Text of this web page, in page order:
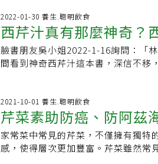
1圖揭「紫、紅、黃地瓜營養」 3吃法
免疫力狂降！優質澱粉「纖維含量排
一致的條狀。2. 取一容器，放入蒜末
作法2。4. 原鍋加水，放點鹽，先汆
約10秒，取出放入作法3，加一點鹽
色盤子擺盤，視覺效果較佳。6. 西
乾的，得先用溫水加鹽泡軟。涼拌百
火煮10分鐘。3. 關火。用叉子在百頁
以上（或放入冰箱，浸泡一晚）。5.
1. 醬油與水的比例為1比4.5最佳。2.
頁會過度膨脹，醬汁會噴出鍋外，這
緊丟掉。農糧署指出，其實切開蒜頭
芽，蒜苗無毒，但發芽過程會消耗營
吃的，但要盡快吃掉，不然再放下去
有，可以生食、炒食、煮湯，或用於
分較少、較有脆度。產季：6月-11月
叫甜蔥）特性：以實用蔥白為主，耐
嚐，或是燉肉都很適合。辣椒特性：
形狀都有，顏色則有紅色、橙色、黃
果實形狀來區分；尖辣椒辣的居多，
骨骼形成必需營養素，若缺乏會增加
葉酸多集中在葉子，建議食用時別把
另外，還含有少量的維他命C、維他
物活性化合物芹菜含十多種抗氧化劑
提早衰老、疾病侵害。其所含天然物
低癌症風險。● 高纖食物改善消化系
非常重要。纖維還可以維持飽腹感，
菜的萃取物可預防潰瘍形成。資料
2022-01-30 養生.聰明飲食
西芹汁真有那麼神奇？
臉書朋友吳小姐2022-1-16詢問：「
間看到神奇西芹汁這本書，深信不移
的FB粉絲專頁，台灣也有個4842人
團。因為作者大部份都是教病患從天
章，這位作者有販售保健食品及其他
感謝您的回覆。」首先，有關安東尼
者來問過，但我實在不敢冒犯神人，
2021-10-01 養生.聰明飲食
芹菜素助防癌、防阿茲
菜，這些蔬菜也有
家常菜中常見的芹菜，不僅擁有獨特
感，使得層次更加豐富。芹菜雖然常